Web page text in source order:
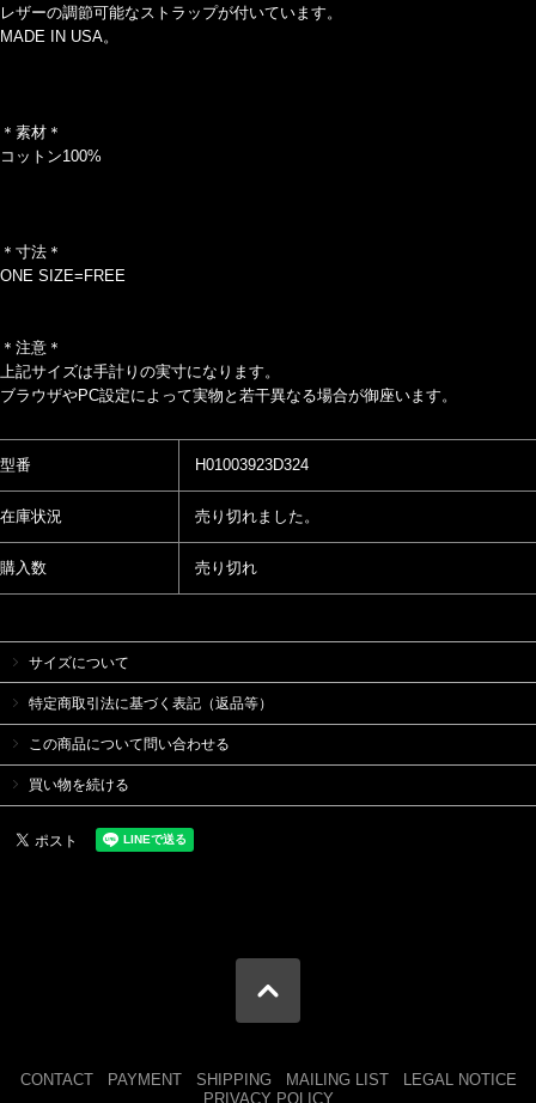
レザーの調節可能なストラップが付いています。
MADE IN USA。
＊素材＊
コットン100%
＊寸法＊
ONE SIZE=FREE
＊注意＊
上記サイズは手計りの実寸になります。
ブラウザやPC設定によって実物と若干異なる場合が御座います。
型番 H01003923D324
在庫状況 売り切れました。
購入数 売り切れ
サイズについて
特定商取引法に基づく表記（返品等）
この商品について問い合わせる
買い物を続ける
CONTACT PAYMENT SHIPPING MAILING LIST
LEGAL NOTICE
PRIVACY POLICY